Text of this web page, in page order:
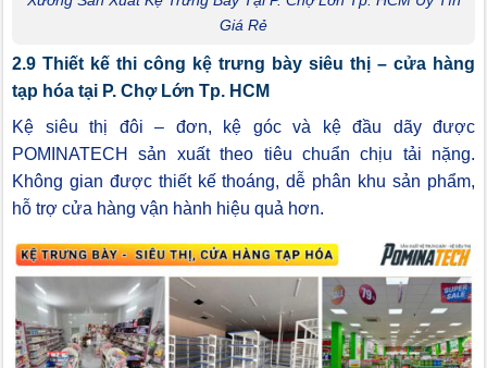
Giá Rẻ
2.9 Thiết kế thi công kệ trưng bày siêu thị – cửa hàng
tạp hóa tại P. Chợ Lớn Tp. HCM
Kệ siêu thị đôi – đơn, kệ góc và kệ đầu dãy được
POMINATECH sản xuất theo tiêu chuẩn chịu tải nặng.
Không gian được thiết kế thoáng, dễ phân khu sản phẩm,
hỗ trợ cửa hàng vận hành hiệu quả hơn.